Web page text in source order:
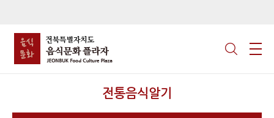
전통음식알기